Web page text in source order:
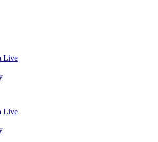
Live
Live